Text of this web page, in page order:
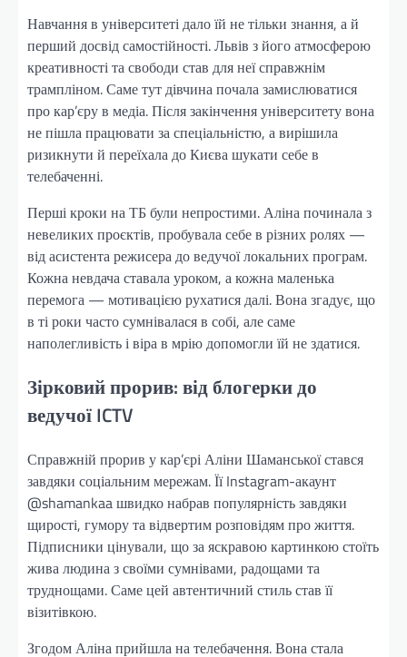
Навчання в університеті дало їй не тільки знання, а й
перший досвід самостійності. Львів з його атмосферою
креативності та свободи став для неї справжнім
трампліном. Саме тут дівчина почала замислюватися
про кар’єру в медіа. Після закінчення університету вона
не пішла працювати за спеціальністю, а вирішила
ризикнути й переїхала до Києва шукати себе в
телебаченні.
Перші кроки на ТБ були непростими. Аліна починала з
невеликих проєктів, пробувала себе в різних ролях —
від асистента режисера до ведучої локальних програм.
Кожна невдача ставала уроком, а кожна маленька
перемога — мотивацією рухатися далі. Вона згадує, що
в ті роки часто сумнівалася в собі, але саме
наполегливість і віра в мрію допомогли їй не здатися.
Зірковий прорив: від блогерки до
ведучої ICTV
Справжній прорив у кар’єрі Аліни Шаманської стався
завдяки соціальним мережам. Її Instagram-акаунт
@shamankaa швидко набрав популярність завдяки
щирості, гумору та відвертим розповідям про життя.
Підписники цінували, що за яскравою картинкою стоїть
жива людина з своїми сумнівами, радощами та
труднощами. Саме цей автентичний стиль став її
візитівкою.
Згодом Аліна прийшла на телебачення. Вона стала